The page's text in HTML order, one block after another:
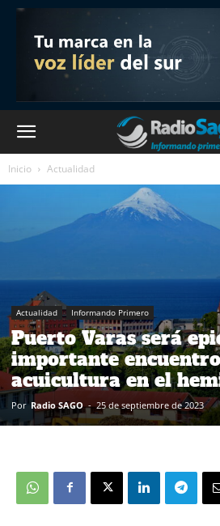
Inicio Actualidad
Actualidad Informando Primero
Puerto Varas será
importante
acuicultura en el
Por Radio SAGO - 25 de septiembre de 2023